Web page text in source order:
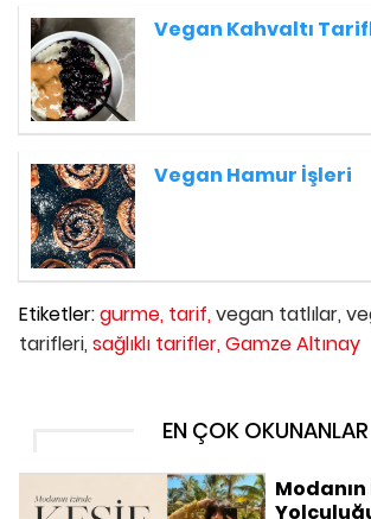
Vegan Kahvaltı
Vegan Hamur İşleri
Etiketler:gurme, tarif,vegan tatlılar,
tarifleri, sağlıklı tarifler,Gamze Altınay
EN ÇOK OKUNANLAR